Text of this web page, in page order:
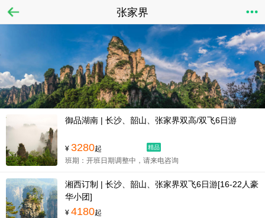
张家界
御品湖南 | 长沙、韶山、张家界双高/双飞6日游
¥ 3280起 精品
班期：开班日期调整中，请来电咨询
湘西订制 | 长沙、韶山、张家界双飞6日游[16-22人豪
华小团]
¥ 4180起